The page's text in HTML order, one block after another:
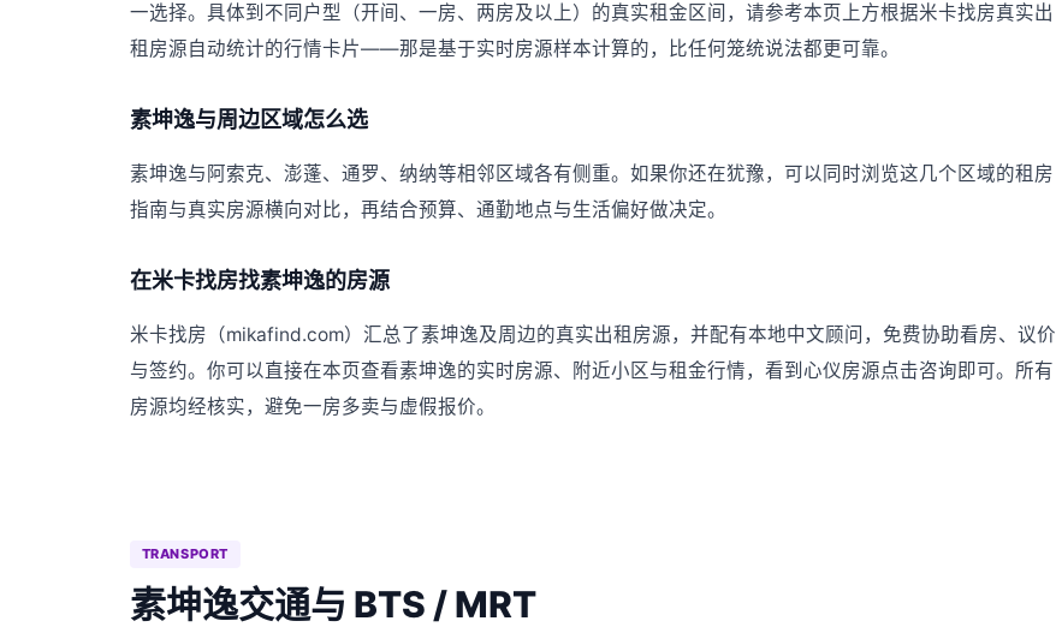
一选择。具体到不同户型（开间、一房、两房及以上）的真实租金区间，请参考本页上方根据米卡找房真实出
租房源自动统计的行情卡片——那是基于实时房源样本计算的，比任何笼统说法都更可靠。
素坤逸与周边区域怎么选
素坤逸与阿索克、澎蓬、通罗、纳纳等相邻区域各有侧重。如果你还在犹豫，可以同时浏览这几个区域的租房
指南与真实房源横向对比，再结合预算、通勤地点与生活偏好做决定。
在米卡找房找素坤逸的房源
米卡找房（mikafind.com）汇总了素坤逸及周边的真实出租房源，并配有本地中文顾问，免费协助看房、议价
与签约。你可以直接在本页查看素坤逸的实时房源、附近小区与租金行情，看到心仪房源点击咨询即可。所有
房源均经核实，避免一房多卖与虚假报价。
TRANSPORT
素坤逸交通与 BTS / MRT